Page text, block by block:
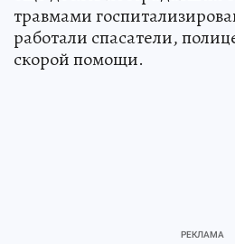
травмами
работали спасатели,
скорой помощи.